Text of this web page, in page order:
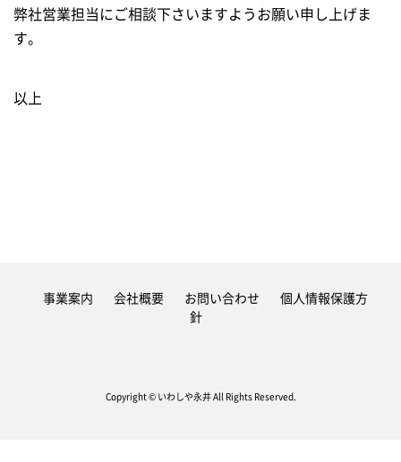
弊社営業担当にご相談下さいますようお願い申し上げま
す。
以上
事業案内 会社概要 お問い合わせ
個人情報保護方
針
Copyright © いわしや永井 All Rights Reserved.